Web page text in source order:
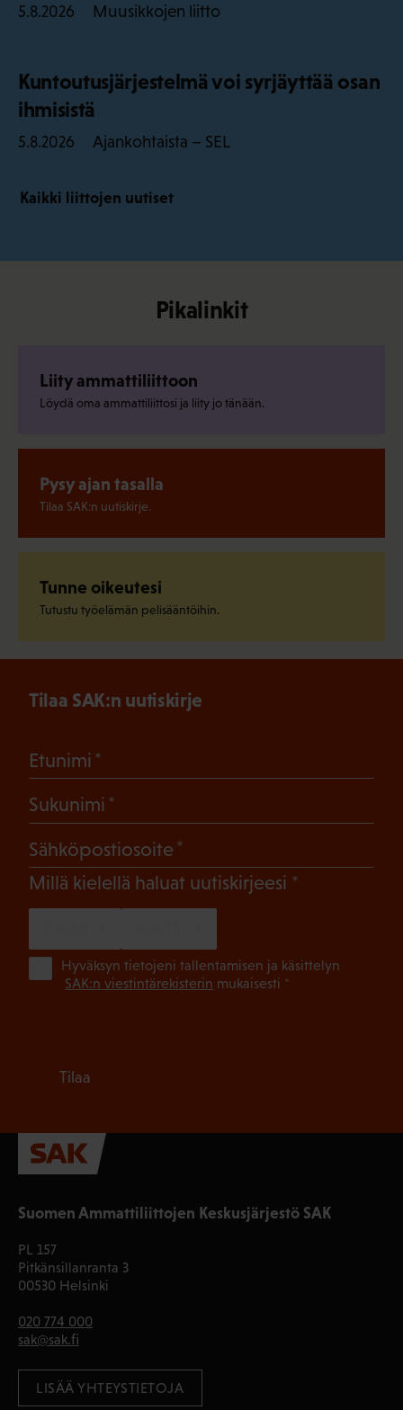
5.8.2026 Muusikkojen liitto
Kuntoutusjärjestelmä voi syrjäyttää osan
ihmisistä
5.8.2026 Ajankohtaista – SEL
Kaikki liittojen uutiset
Pikalinkit
Liity ammattiliittoon
Löydä oma ammattiliittosi ja liity jo tänään.
Pysy ajan tasalla
Tilaa SAK:n uutiskirje.
Tunne oikeutesi
Tutustu työelämän pelisääntöihin.
Suomen Ammattiliittojen Keskusjärjestö SAK
PL 157
Pitkänsillanranta 3
00530 Helsinki
020 774 000
sak@sak.fi
LISÄÄ YHTEYSTIETOJA
Tilaa SAK:n uutiskirje
Etunimi
Sukunimi
Sähköpostiosoite
Millä kielellä haluat uutiskirjeesi (Pakollinen)
Hyväksyn tietojeni tallentamisen ja käsittelyn
SAK:n viestintärekisterin mukaisesti *
Tilaa